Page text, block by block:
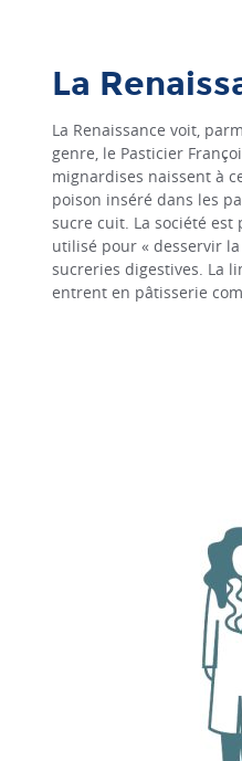
La
La Renaissance voit,
genre, le Pasticier
mignardises naissent à
poison inséré dans les
sucre cuit. La société
utilisé pour « desservir
sucreries digestives. La
entrent en pâtisserie